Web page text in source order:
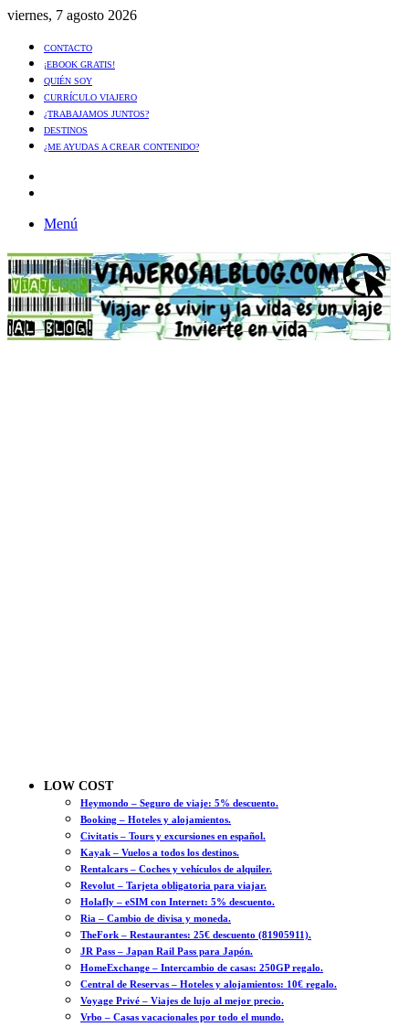
viernes, 7 agosto 2026
CONTACTO
¡EBOOK GRATIS!
QUIÉN SOY
CURRÍCULO VIAJERO
¿TRABAJAMOS JUNTOS?
DESTINOS
¿ME AYUDAS A CREAR CONTENIDO?
Menú
LOW COST
Heymondo – Seguro de viaje: 5% descuento.
Booking – Hoteles y alojamientos.
Civitatis – Tours y excursiones en español.
Kayak – Vuelos a todos los destinos.
Rentalcars – Coches y vehículos de alquiler.
Revolut – Tarjeta obligatoria para viajar.
Holafly – eSIM con Internet: 5% descuento.
Ria – Cambio de divisa y moneda.
TheFork – Restaurantes: 25€ descuento (81905911).
JR Pass – Japan Rail Pass para Japón.
HomeExchange – Intercambio de casas: 250GP regalo.
Central de Reservas – Hoteles y alojamientos: 10€ regalo.
Voyage Privé – Viajes de lujo al mejor precio.
Vrbo – Casas vacacionales por todo el mundo.